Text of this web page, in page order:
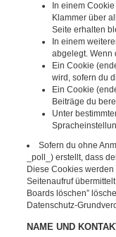
In einem
Klammer über
Seite erhalten
In einem
abgelegt. Wenn
Ein Cookie
wird, sofern du
Ein Cookie
Beiträge du
Unter
Sofern du ohne
_poll_) erstellt, dass
Diese Cookies
Seitenaufruf
Boards löschen”
Datenschutz-
NAME UND